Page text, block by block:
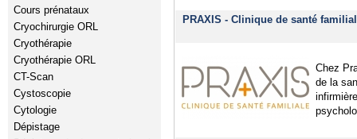
Cours prénataux
Cryochirurgie ORL
Cryothérapie
Cryothérapie ORL
CT-Scan
Cystoscopie
Cytologie
Dépistage
PRAXIS - Clinique de santé
Chez
de la